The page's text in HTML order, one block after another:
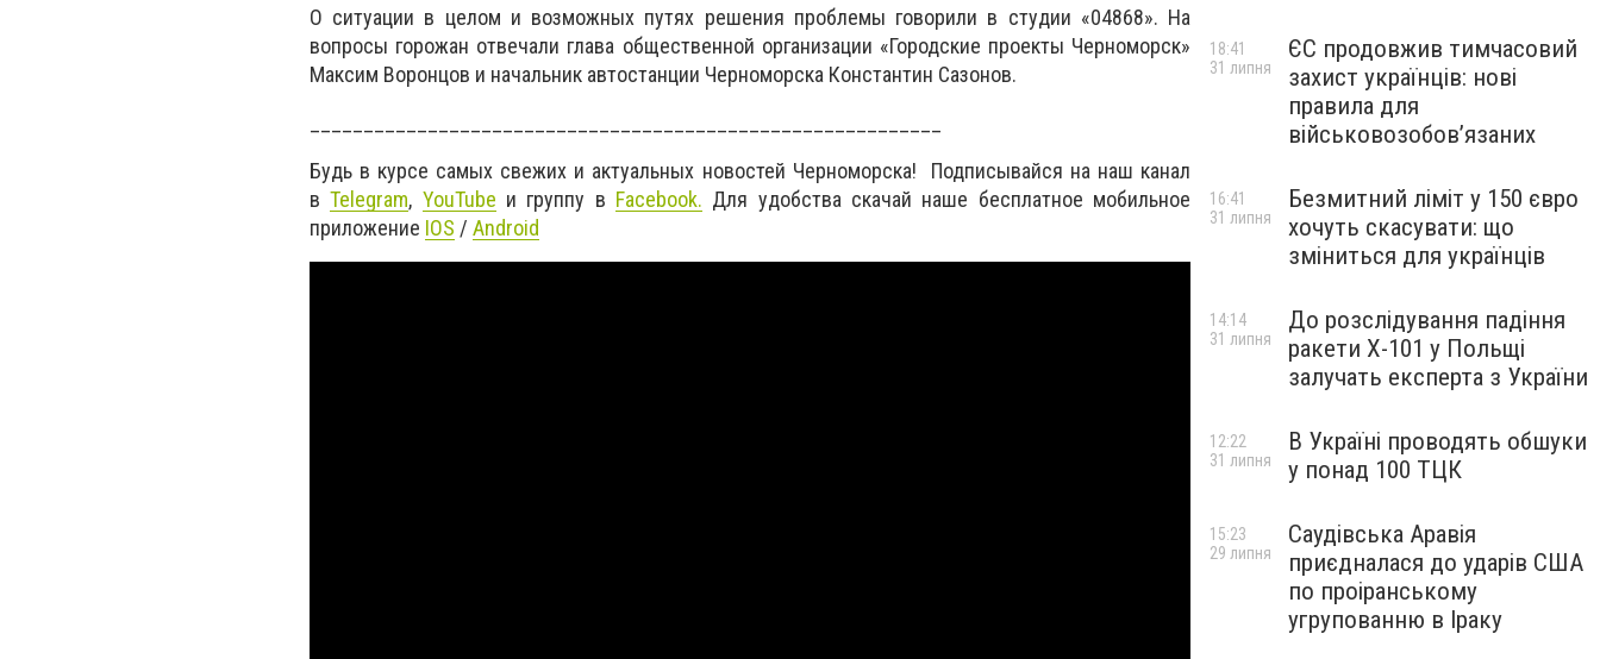
О ситуации в целом и возможных путях решения проблемы говорили в студии «04868». На
вопросы горожан отвечали глава общественной организации «Городские проекты Черноморск»
Максим Воронцов и начальник автостанции Черноморска Константин Сазонов.
Будь в курсе самых свежих и актуальных новостей Черноморска! Подписывайся на наш канал
вTelegram, YouTube и группу в Facebook. Для удобства скачай наше бесплатное мобильное
приложение IOS / Android
ЄС продовжив тимчасовий
захист українців: нові
правила для
військовозобов’язаних
18:41
31 липня
Безмитний ліміт у 150 євро
хочуть скасувати: що
зміниться для українців
16:41
31 липня
До розслідування падіння
ракети Х-101 у Польщі
залучать експерта з України
14:14
31 липня
В Україні проводять обшуки
у понад 100 ТЦК
12:22
31 липня
Саудівська Аравія
приєдналася до ударів США
по проіранському
угрупованню в Іраку
15:23
29 липня